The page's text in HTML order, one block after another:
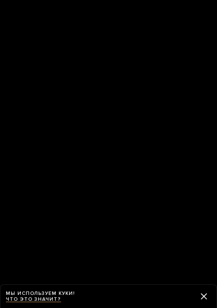
МЫ ИСПОЛЬЗУЕМ КУКИ!
ЧТО ЭТО ЗНАЧИТ?